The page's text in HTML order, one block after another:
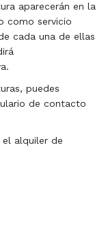
aparecerán en la
como servicio
cada una de ellas
puedes
de contacto
el alquiler de